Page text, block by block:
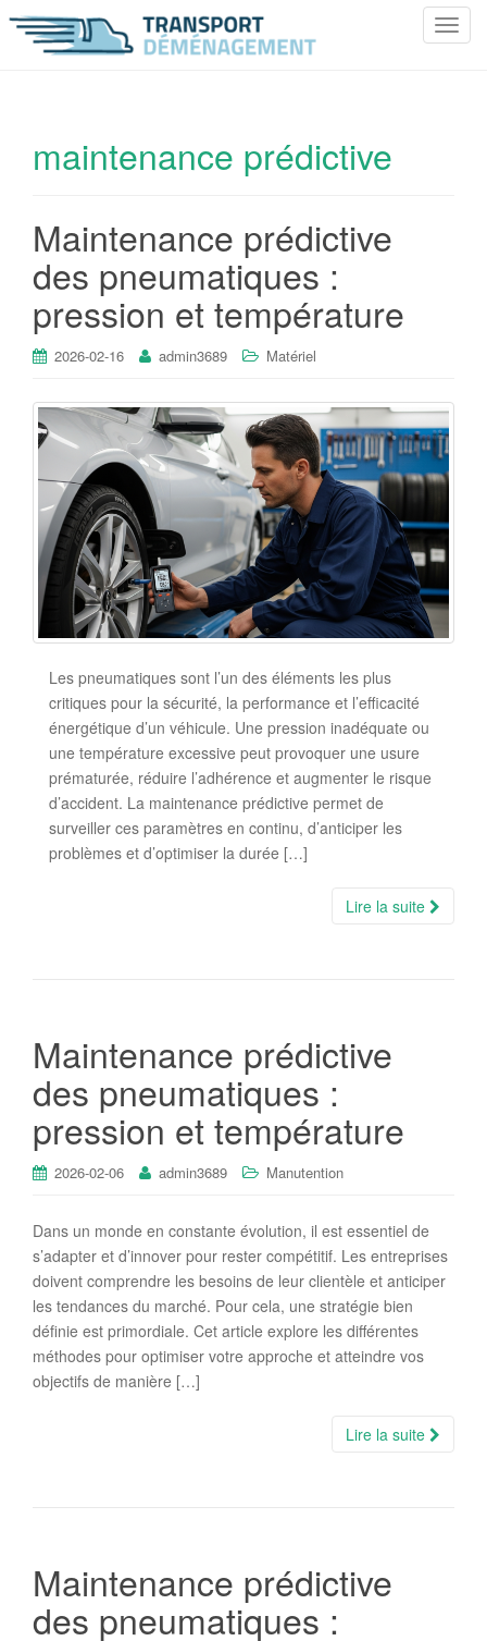
T
n
maintenance prédictive
Maintenance prédictive
des pneumatiques :
pression et température
2026-02-16 admin3689 Matériel
Les pneumatiques sont l’un des éléments les plus
critiques pour la sécurité, la performance et l’efficacité
énergétique d’un véhicule. Une pression inadéquate ou
une température excessive peut provoquer une usure
prématurée, réduire l’adhérence et augmenter le risque
d’accident. La maintenance prédictive permet de
surveiller ces paramètres en continu, d’anticiper les
problèmes et d’optimiser la durée […]
Lire la suite
Maintenance prédictive
des pneumatiques :
pression et température
2026-02-06 admin3689 Manutention
Dans un monde en constante évolution, il est essentiel de
s’adapter et d’innover pour rester compétitif. Les entreprises
doivent comprendre les besoins de leur clientèle et anticiper
les tendances du marché. Pour cela, une stratégie bien
définie est primordiale. Cet article explore les différentes
méthodes pour optimiser votre approche et atteindre vos
objectifs de manière […]
Lire la suite
Maintenance prédictive
des pneumatiques :